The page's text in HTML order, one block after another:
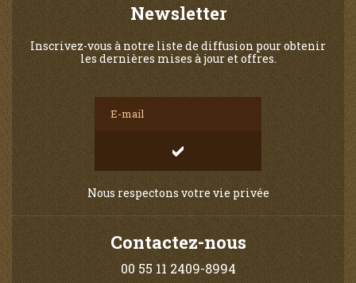
Newsletter
Inscrivez-vous à notre liste de diffusion pour obtenir
les dernières mises à jour et offres.
Nous respectons votre vie privée
Contactez-nous
00 55 11 2409-8994